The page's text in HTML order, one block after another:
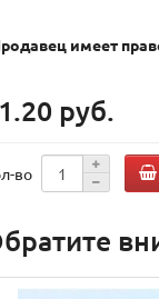
имеет
руб.
во